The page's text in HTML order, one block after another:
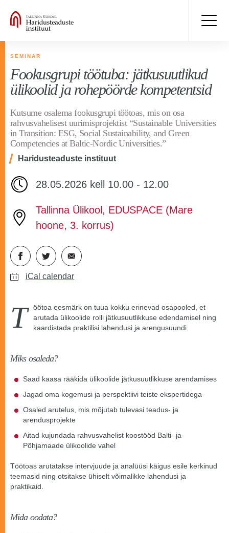
SEMINAR
Fookusgrupi töötuba: jätkusuutlikud
ülikoolid ja rohepöörde kompetentsid
Kutsume osalema fookusgrupi töötoas, mis on osa
rahvusvahelisest uurimisprojektist “Sustainable Universities
in Transition: ESG, Social Sustainability, and Green
Competencies at Baltic-Nordic Universities.”
Haridusteaduste instituut
28.05.2026 kell 10.00 - 12.00
Tallinna Ülikool, EDUSPACE (Mare
hoone, 3. korrus)
iCal calendar
T
öötoa eesmärk on tuua kokku erinevad osapooled, et
arutada ülikoolide rolli jätkusuutlikkuse edendamisel ning
kaardistada praktilisi lahendusi ja arengusuundi.
Miks osaleda?
Saad kaasa rääkida ülikoolide jätkusuutlikkuse arendamises
Jagad oma kogemusi ja perspektiivi teiste ekspertidega
Osaled arutelus, mis mõjutab tulevasi teadus- ja
arendusprojekte
Aitad kujundada rahvusvahelist koostööd Balti- ja
Põhjamaade ülikoolide vahel
Töötoas arutatakse intervjuude ja analüüsi käigus esile kerkinud
teemasid ning otsitakse ühiselt võimalikke lahendusi ja
praktikaid.
Mida oodata?